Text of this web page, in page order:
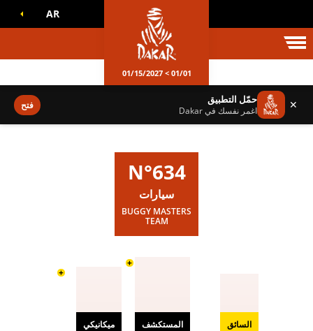
داكار AR
01/01 > 01/15/2027
✕ حمّل التطبيق
اغمر نفسك في Dakar فتح
N°634
سيارات
BUGGY MASTERS
TEAM
السائق المستكشف
+
ميكانيكي
+